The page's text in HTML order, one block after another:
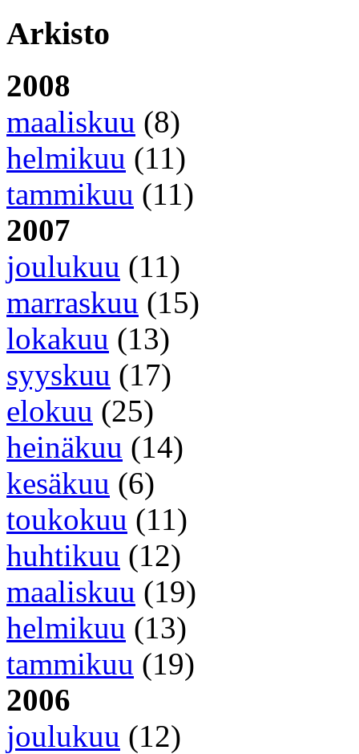
Arkisto
2008
maaliskuu (8)
helmikuu (11)
tammikuu (11)
2007
joulukuu (11)
marraskuu (15)
lokakuu (13)
syyskuu (17)
elokuu (25)
heinäkuu (14)
kesäkuu (6)
toukokuu (11)
huhtikuu (12)
maaliskuu (19)
helmikuu (13)
tammikuu (19)
2006
joulukuu (12)